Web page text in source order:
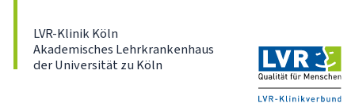
LVR-Klinik Köln
Akademisches Lehrkrankenhaus
der Universität zu Köln